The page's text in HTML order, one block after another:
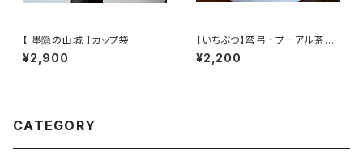
【 墨隐の山城 】カップ袋
¥2,900
【いちぶつ】弯弓 · プーアル茶
（生茶） 【 ichibutu 】 Pu-erh T
ea
¥2,200
CATEGORY